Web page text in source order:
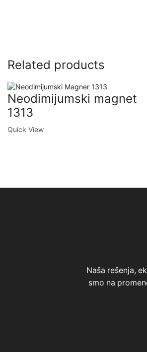
Related products
Neodimijumski magnet
1313
Quick View
Naša rešenja,
smo na